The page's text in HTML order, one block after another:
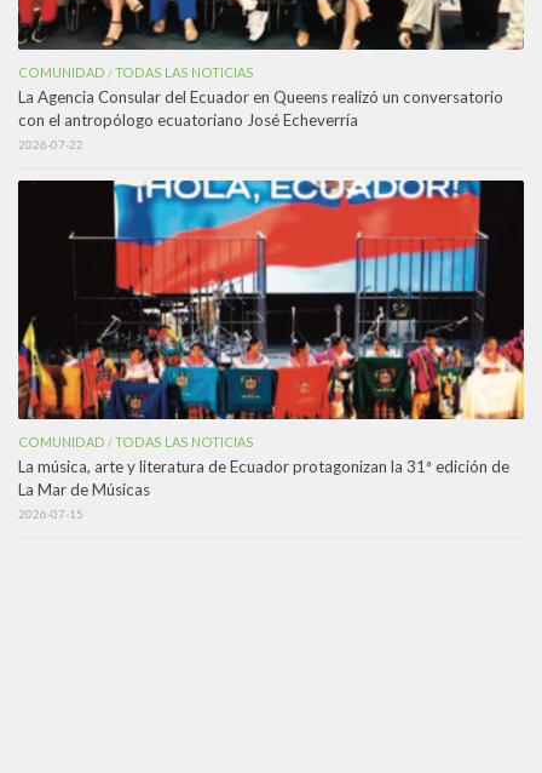
COMUNIDAD /TODAS LAS NOTICIAS
La Agencia Consular del Ecuador en Queens realizó un conversatorio
con el antropólogo ecuatoriano José Echeverría
2026-07-22
COMUNIDAD /TODAS LAS NOTICIAS
La música, arte y literatura de Ecuador protagonizan la 31ª edición de
La Mar de Músicas
2026-07-15